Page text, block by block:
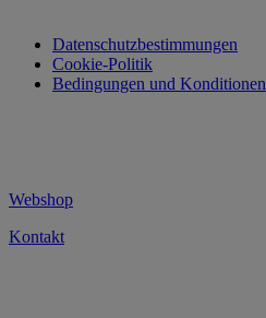
Datenschutzbestimmungen
Cookie-Politik
Bedingungen und Konditionen
Webshop
Kontakt